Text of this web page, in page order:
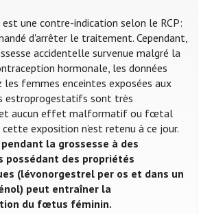
est une contre-indication selon le RCP:
d'arrêter le traitement. Cependant,
accidentelle survenue malgré la
hormonale, les données
les femmes enceintes exposées aux
estroprogestatifs sont très
et aucun effet malformatif ou fœtal
exposition n’est retenu à ce jour.
la grossesse à des
possédant des propriétés
(lévonorgestrel per os et dans un
peut entraîner la
du fœtus féminin.